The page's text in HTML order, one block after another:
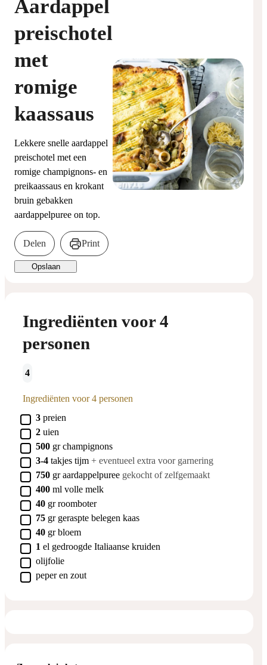
Aardappel
preischotel
met
romige
kaassaus
Lekkere snelle aardappel
preischotel met een
romige champignons- en
preikaassaus en krokant
bruin gebakken
aardappelpuree on top.
Delen Print
Opslaan
Ingrediënten voor 4
personen
4
Ingrediënten voor 4 personen
▢
3 preien
▢
2 uien
▢
500 gr champignons
▢
3-4 takjes tijm + eventueel extra voor garnering
▢
750 gr aardappelpuree gekocht of zelfgemaakt
▢
400 ml volle melk
▢
40 gr roomboter
▢
75 gr geraspte belegen kaas
▢
40 gr bloem
▢
1 el gedroogde Italiaanse kruiden
▢
olijfolie
▢
peper en zout